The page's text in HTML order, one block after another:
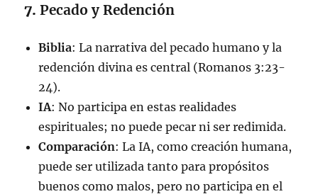
7.Pecado y Redención
Biblia: La narrativa del pecado humano y la
redención divina es central (Romanos 3:23-
24).
IA: No participa en estas realidades
espirituales; no puede pecar ni ser redimida.
Comparación: La IA, como creación humana,
puede ser utilizada tanto para propósitos
buenos como malos, pero no participa en el